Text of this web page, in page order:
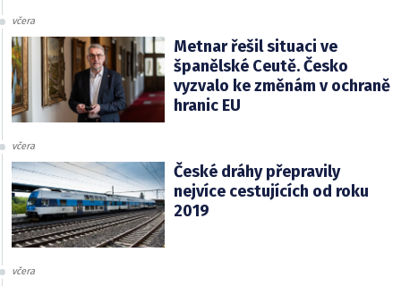
včera
Metnar řešil situaci ve
španělské Ceutě. Česko
vyzvalo ke změnám v ochraně
hranic EU
včera
České dráhy přepravily
nejvíce cestujících od roku
2019
včera